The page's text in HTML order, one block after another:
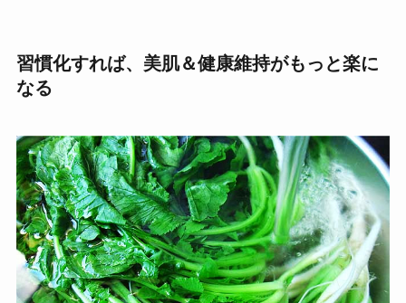
習慣化すれば、美肌＆健康維持がもっと楽に
なる